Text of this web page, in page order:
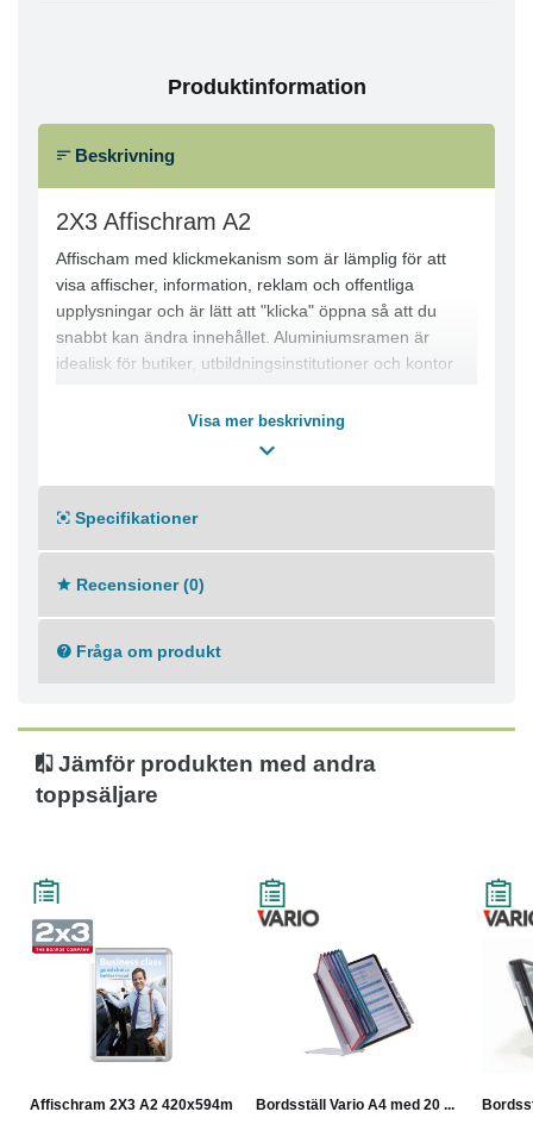
Produktinformation
Beskrivning
2X3 Affischram A2
Affischam med klickmekanism som är lämplig för att
visa affischer, information, reklam och offentliga
upplysningar och är lätt att "klicka" öppna så att du
snabbt kan ändra innehållet. Aluminiumsramen är
idealisk för butiker, utbildningsinstitutioner och kontor
innehållet. Ramen finns med en praktisk
väggmonteringssats och passar alla skyltar och
Aluminium-ram 25 mm
Perfekt för att visa kampanjer, erbjudanden, affischer
och offentlig information
Väggmonteringssats ingår
Visa mer beskrivning
Specifikationer
Recensioner (0)
Fråga om produkt
Jämför produkten med andra
toppsäljare
Affischram 2X3 A2 420x594mm Bordsställ Vario A4 med 20 ...